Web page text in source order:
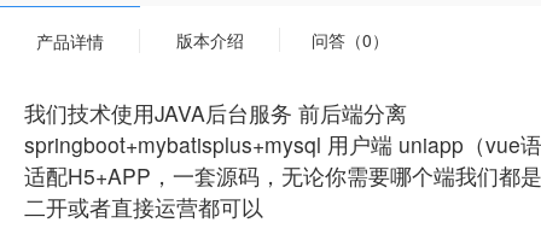
产品详情 版本介绍 问答（0）
我们技术使用JAVA后台服务 前后端分离
springboot+mybatisplus+mysql 用户端 uniapp（vue
适配H5+APP，一套源码，无论你需要哪个端我们都
二开或者直接运营都可以